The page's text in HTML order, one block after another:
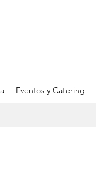
Eventos y Catering